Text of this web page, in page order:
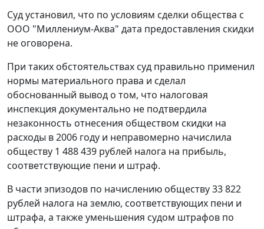
Суд установил, что по условиям сделки общества с
ООО "Миллениум-Аква" дата предоставления скидки
не оговорена.
При таких обстоятельствах суд правильно применил
нормы материального права и сделал
обоснованный вывод о том, что налоговая
инспекция документально не подтвердила
незаконность отнесения обществом скидки на
расходы в 2006 году и неправомерно начислила
обществу 1 488 439 рублей налога на прибыль,
соответствующие пени и штраф.
В части эпизодов по начислению обществу 33 822
рублей налога на землю, соответствующих пени и
штрафа, а также уменьшения судом штрафов по